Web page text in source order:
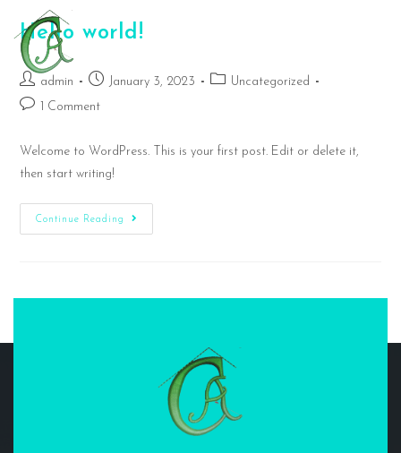
Hello world!
admin January 3, 2023
Uncategorized
1 Comment
Welcome to WordPress. This is your first post. Edit or delete it,
then start writing!
Continue Reading